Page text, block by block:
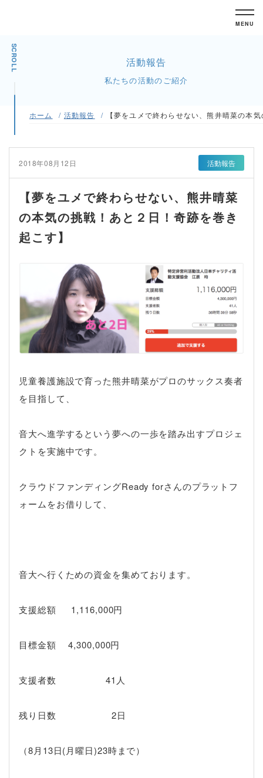
MENU
SCROLL 活動報告
私たちの活動のご紹介
ホーム 活動報告 【夢をユメで終わらせない、熊井晴菜の本
2018年08月12日 活動報告
【夢をユメで終わらせない、熊井晴菜
の本気の挑戦！あと２日！奇跡を巻き
起こす】
児童養護施設で育った熊井晴菜がプロのサックス奏者
を目指して、
音大へ進学するという夢への一歩を踏み出すプロジェ
クトを実施中です。
クラウドファンディングReady forさんのプラットフ
ォームをお借りして、
音大へ行くための資金を集めております。
支援総額 1,116,000円
目標金額 4,300,000円
支援者数 41人
残り日数 2日
（8月13日(月曜日)23時まで）